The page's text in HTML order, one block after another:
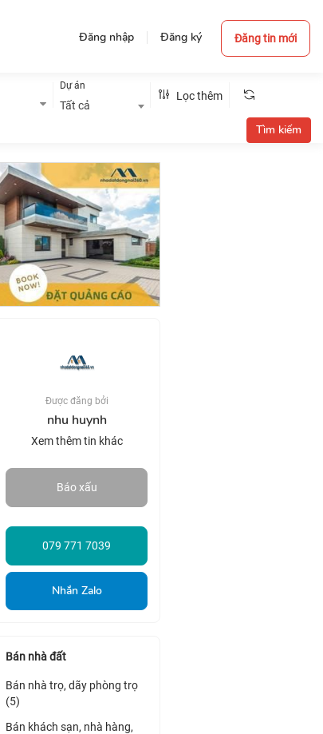
Đăng nhập Đăng ký Đăng tin mới
Dự án
Tất cả
Lọc thêm
Được đăng bởi
nhu huynh
Xem thêm tin khác
Báo xấu
079 771 7039
Nhắn Zalo
Bán nhà đất
Bán nhà trọ, dãy phòng trọ
(5)
Bán khách sạn, nhà hàng,